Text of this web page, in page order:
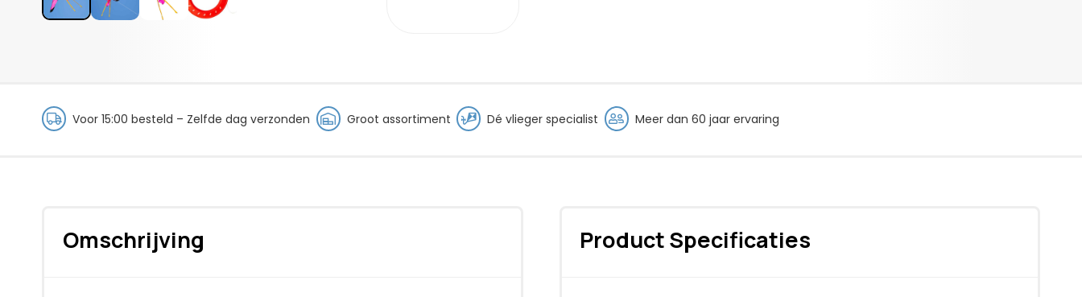
Voor 15:00 besteld – Zelfde dag verzonden Groot assortiment Dé vlieger specialist Meer dan 60 jaar ervaring
Omschrijving Product Specificaties